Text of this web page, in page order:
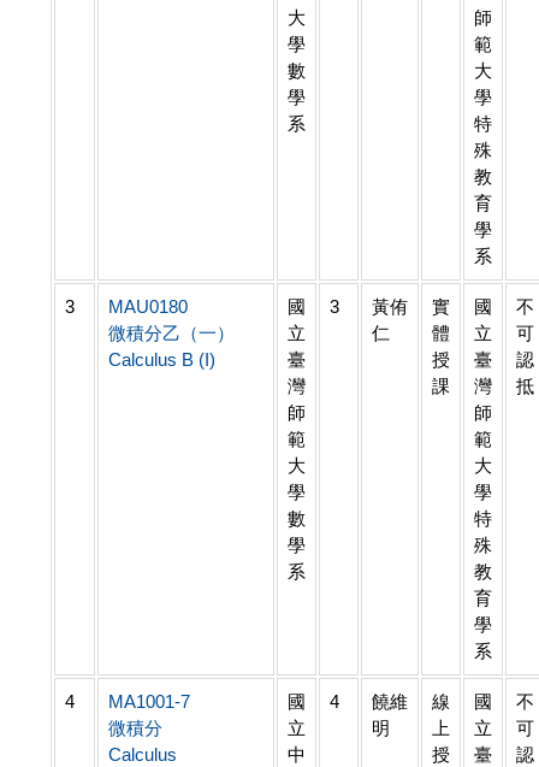
大
學
數
學
系
師
範
大
學
特
殊
教
育
學
系
3
MAU0180
微積分乙（一）
Calculus B (I)
國
立
臺
灣
師
範
大
學
數
學
系
3
黃侑
仁
實
體
授
課
國
立
臺
灣
師
範
大
學
特
殊
教
育
學
系
不
可
認
抵
4
MA1001-7
微積分
Calculus
國
立
中
4
饒維
明
線
上
授
國
立
臺
不
可
認